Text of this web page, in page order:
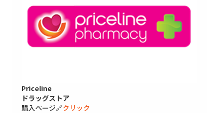
Priceline
ドラッグストア
購入ページ🔗クリック